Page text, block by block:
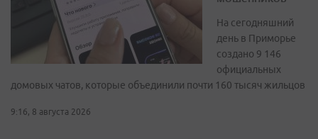
На сегодняшний
день в Приморье
создано 9 146
официальных
домовых чатов, которые объединили почти 160 тысяч жильцов
9:16, 8 августа 2026